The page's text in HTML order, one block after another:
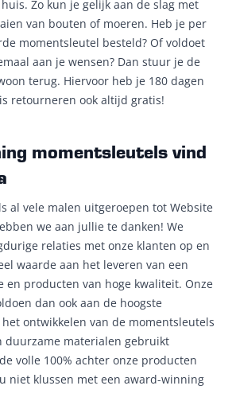
Zo kun je gelijk aan de slag met
van bouten of moeren. Heb je per
momentsleutel besteld? Of voldoet
aan je wensen? Dan stuur je de
terug. Hiervoor heb je 180 dagen
retourneren ook altijd gratis!
momentsleutels vind
al vele malen uitgeroepen tot Website
we aan jullie te danken! We
relaties met onze klanten op en
waarde aan het leveren van een
en producten van hoge kwaliteit. Onze
dan ook aan de hoogste
ontwikkelen van de momentsleutels
duurzame materialen gebruikt
volle 100% achter onze producten
niet klussen met een award-winning